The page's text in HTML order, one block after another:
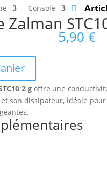
Console
5,90 €
2 g offre une
son dissipateur, idéale